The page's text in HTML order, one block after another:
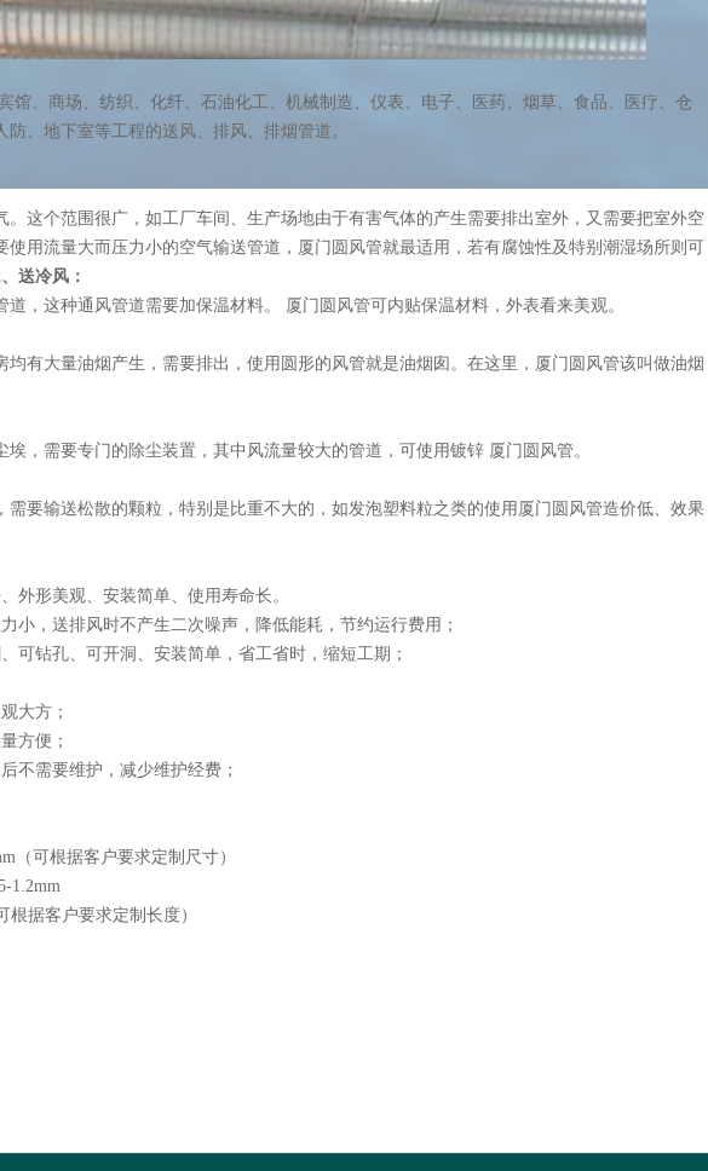
馆、商场、纺织、化纤、石油化工、机械制造、仪表、电子、医药、烟草、食品、医疗、仓
、地下室等工程的送风、排风、排烟管道。
。这个范围很广，如工厂车间、生产场地由于有害气体的产生需要排出室外，又需要把室外空
使用流量大而压力小的空气输送管道，厦门圆风管就最适用，若有腐蚀性及特别潮湿场所则可
送冷风：
道，这种通风管道需要加保温材料。 ​厦门圆风管可内贴保温材料，外表看来美观。
均有大量油烟产生，需要排出，使用圆形的风管就是油烟囱。在这里，厦门圆风管该叫做油烟
埃，需要专门的除尘装置，其中风流量较大的管道，可使用镀锌 ​厦门圆风管。
需要输送松散的颗粒，特别是比重不大的，如发泡塑料粒之类的使用厦门圆风管造价低、效果
外形美观、安装简单、使用寿命长。
小，送排风时不产生二次噪声，降低能耗，节约运行费用；
可钻孔、可开洞、安装简单，省工省时，缩短工期；
大方；
方便；
不需要维护，减少维护经费；
（可根据客户要求定制尺寸）
1.2mm
根据客户要求定制长度）